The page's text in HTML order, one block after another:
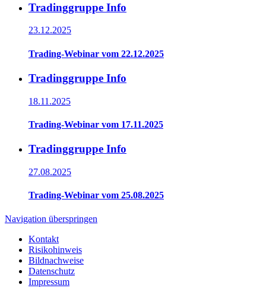
Tradinggruppe Info
23.12.2025
Trading-Webinar vom 22.12.2025
Tradinggruppe Info
18.11.2025
Trading-Webinar vom 17.11.2025
Tradinggruppe Info
27.08.2025
Trading-Webinar vom 25.08.2025
Navigation überspringen
Kontakt
Risikohinweis
Bildnachweise
Datenschutz
Impressum